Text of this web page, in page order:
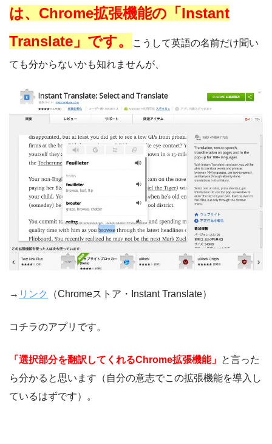
は、Chrome拡張機能の「Instant
Translate」です。
こうして英語の名前だけ聞い
ても分からないかも知れませんが、
→ リンク （Chromeストア・Instant Translate）
コチラのアプリです。
「選択部分を翻訳してくれるChrome拡張機能」 と言った
ら分かると思います（自分の意志でこの拡張機能を導入し
ているはずです）。